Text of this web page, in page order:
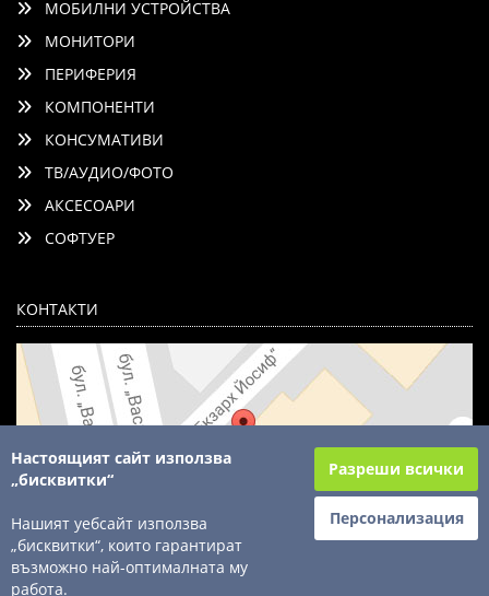
МОБИЛНИ УСТРОЙСТВА
МОНИТОРИ
ПЕРИФЕРИЯ
КОМПОНЕНТИ
КОНСУМАТИВИ
ТВ/АУДИО/ФОТО
АКСЕСОАРИ
СОФТУЕР
КОНТАКТИ
© 2003 - 2026 ComSystems Ltd. Всички права запазени
Настоящият сайт използва
„бисквитки“
Нашият уебсайт използва
„бисквитки“, които гарантират
възможно най-оптималната му
работа.
Разреши всички
Персонализация